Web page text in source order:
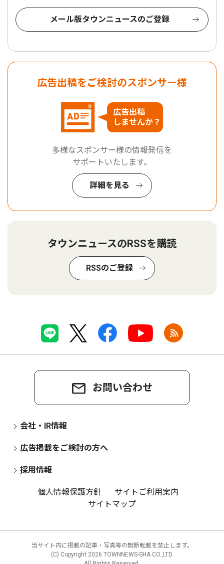
メール版タウンニュースのご登録
広告出稿をご検討のスポンサー様
広告出稿
しませんか？
多様なスポンサー様の情報発信を
サポートいたします。
詳細を見る
タウンニュースのRSSを購読
RSSのご登録
お問い合わせ
会社・IR情報
広告掲載をご検討の方へ
採用情報
個人情報保護方針
サイトご利用案内
サイトマップ
当サイト内に掲載の記事・写真等の無断転載を禁止します。
(C) Copyright 2026 TOWNNEWS-SHA CO.,LTD.